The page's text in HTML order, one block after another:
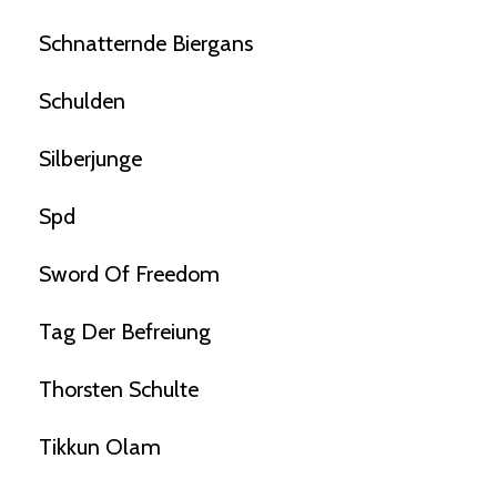
Schnatternde Biergans
Schulden
Silberjunge
Spd
Sword Of Freedom
Tag Der Befreiung
Thorsten Schulte
Tikkun Olam